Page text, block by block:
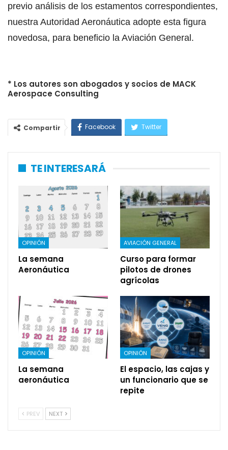
previo análisis de los estamentos correspondientes,
nuestra Autoridad Aeronáutica adopte esta figura
novedosa, para beneficio la Aviación General.
* Los autores son abogados y socios de MACK
Aerospace Consulting
Compartir Facebook Twitter
TE INTERESARÁ
OPINIÓN
La semana
Aeronáutica
AVIACIÓN GENERAL
Curso para formar
pilotos de drones
agrícolas
OPINIÓN
La semana
aeronáutica
OPINIÓN
El espacio, las cajas y
un funcionario que se
repite
PREV NEXT